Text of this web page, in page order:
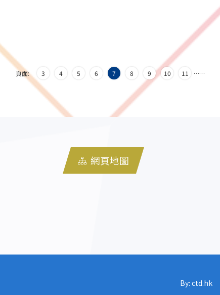
頁面: …
3 4 5 6 7 8 9 10 11 …
網頁地圖
By: ctd.hk